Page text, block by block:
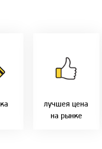
лучшея цена
на рынке
фабрики!
Предлагаем
только лучшие